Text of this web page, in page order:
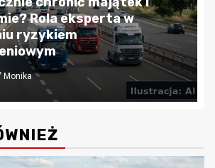
w Krakowie:
po bezpiecznym
nieruchomości
Monika